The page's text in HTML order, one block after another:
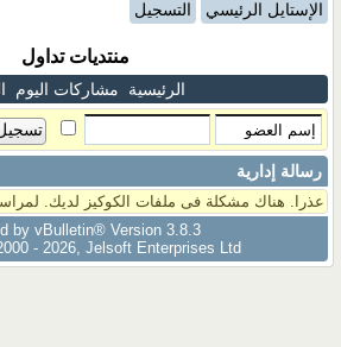
الإستايل الرئيسي التسجيل
منتديات تداول
الرئيسية مشاركات اليوم
رسالة إدارية
عذرا. هناك مشكلة فى ملفات الكوكيز لديك.
by vBulletin® Version 3.8.3
- 2026, Jelsoft Enterprises Ltd.